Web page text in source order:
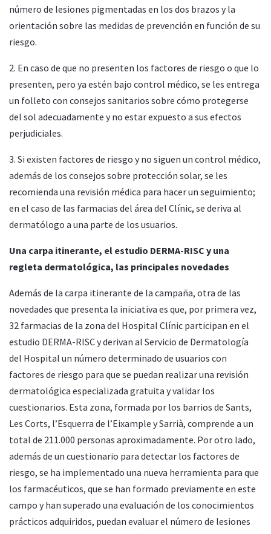
número de lesiones pigmentadas en los dos brazos y la
orientación sobre las medidas de prevención en función de su
riesgo.
2. En caso de que no presenten los factores de riesgo o que lo
presenten, pero ya estén bajo control médico, se les entrega
un folleto con consejos sanitarios sobre cómo protegerse
del sol adecuadamente y no estar expuesto a sus efectos
perjudiciales.
3. Si existen factores de riesgo y no siguen un control médico,
además de los consejos sobre protección solar, se les
recomienda una revisión médica para hacer un seguimiento;
en el caso de las farmacias del área del Clínic, se deriva al
dermatólogo a una parte de los usuarios.
Una carpa itinerante, el estudio DERMA-RISC y una
regleta dermatológica, las principales novedades
Además de la carpa itinerante de la campaña, otra de las
novedades que presenta la iniciativa es que, por primera vez,
32 farmacias de la zona del Hospital Clínic participan en el
estudio DERMA-RISC y derivan al Servicio de Dermatología
del Hospital un número determinado de usuarios con
factores de riesgo para que se puedan realizar una revisión
dermatológica especializada gratuita y validar los
cuestionarios. Esta zona, formada por los barrios de Sants,
Les Corts, l’Esquerra de l’Eixample y Sarrià, comprende a un
total de 211.000 personas aproximadamente. Por otro lado,
además de un cuestionario para detectar los factores de
riesgo, se ha implementado una nueva herramienta para que
los farmacéuticos, que se han formado previamente en este
campo y han superado una evaluación de los conocimientos
prácticos adquiridos, puedan evaluar el número de lesiones